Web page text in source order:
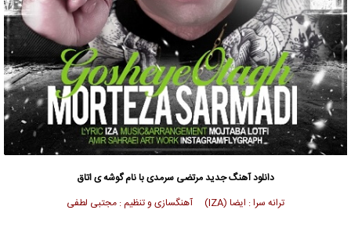
دانلود آهنگ جدیدمرتضی سرمدیبا نام گوشه ی اتاق
ترانه سرا : ایضا (IZA) آهنگسازی و تنظیم : مجتبی لطفی